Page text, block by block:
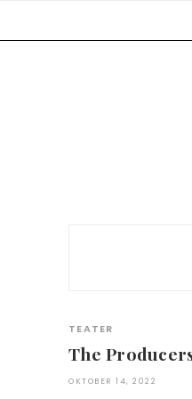
TEATER
The
OKTOBER 14, 2022